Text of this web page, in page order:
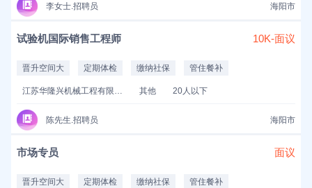
李女士.招聘员 海阳市
试验机国际销售工程师 10K-面议
晋升空间大 定期体检 缴纳社保 管住餐补
江苏华隆兴机械工程有限公司 其他 20人以下
陈先生.招聘员 海阳市
市场专员 面议
晋升空间大 定期体检 缴纳社保 管住餐补